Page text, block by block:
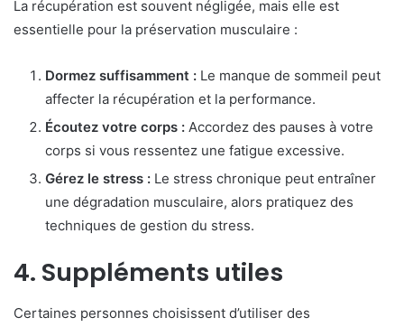
La récupération est souvent négligée, mais elle est
essentielle pour la préservation musculaire :
Dormez suffisamment : Le manque de sommeil peut
affecter la récupération et la performance.
Écoutez votre corps : Accordez des pauses à votre
corps si vous ressentez une fatigue excessive.
Gérez le stress : Le stress chronique peut entraîner
une dégradation musculaire, alors pratiquez des
techniques de gestion du stress.
4. Suppléments utiles
Certaines personnes choisissent d’utiliser des